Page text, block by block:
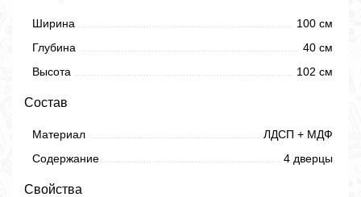
Ширина
100 см
Глубина
40 см
Высота
102 см
Состав
Материал
ЛДСП + МДФ
Содержание
4 дверцы
Свойства